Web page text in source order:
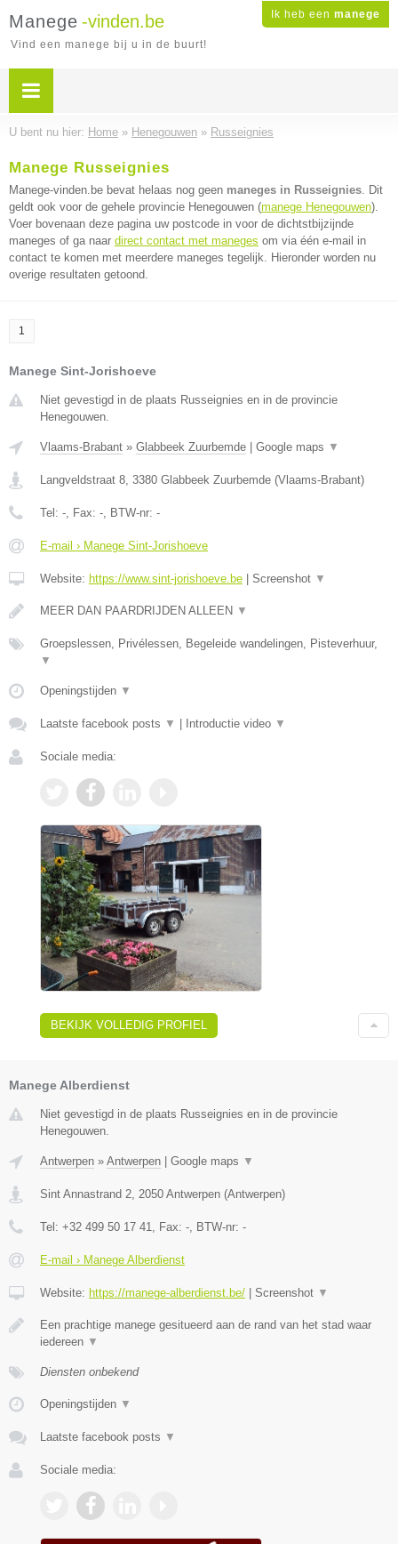
Ik heb een manege
Manege -vinden.be
Vind een manege bij u in de buurt!
U bent nu hier: Home » Henegouwen » Russeignies
Manege Russeignies
Manege-vinden.be bevat helaas nog geen maneges in Russeignies. Dit
geldt ook voor de gehele provincie Henegouwen (manege Henegouwen).
Voer bovenaan deze pagina uw postcode in voor de dichtstbijzijnde
maneges of ga naar direct contact met maneges om via één e-mail in
contact te komen met meerdere maneges tegelijk. Hieronder worden nu
overige resultaten getoond.
1
Manege Sint-Jorishoeve
Niet gevestigd in de plaats Russeignies en in de provincie
Henegouwen.
Vlaams-Brabant » Glabbeek Zuurbemde Google maps ▼
Langveldstraat 8, 3380 Glabbeek Zuurbemde (Vlaams-Brabant)
Tel: -, Fax: -, BTW-nr: -
E-mail › Manege Sint-Jorishoeve
Website: https://www.sint-jorishoeve.be Screenshot ▼
MEER DAN PAARDRIJDEN ALLEEN ▼
Groepslessen, Privélessen, Begeleide wandelingen, Pisteverhuur,
▼
Openingstijden ▼
Laatste facebook posts ▼ Introductie video ▼
Sociale media:
BEKIJK VOLLEDIG PROFIEL
Manege Alberdienst
Niet gevestigd in de plaats Russeignies en in de provincie
Henegouwen.
Antwerpen » Antwerpen | Google maps ▼
Sint Annastrand 2 2050 Antwerpen (Antwerpen)
Tel: +32 499 50 17 41 , Fax: - , BTW-nr: -
E-mail › Manege Alberdienst
Website: https://manege-alberdienst.be/ | Screenshot ▼
Een prachtige manege gesitueerd aan de rand van het stad waar
iedereen ▼
Diensten onbekend
Openingstijden ▼
Laatste facebook posts ▼
Sociale media: